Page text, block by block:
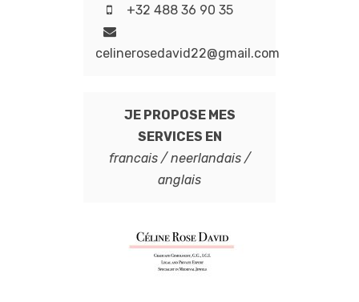
+32 488 36 90 35
celinerosedavid22@gmail.com
JE PROPOSE MES
SERVICES EN
francais / neerlandais /
anglais